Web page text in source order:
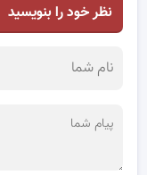
نظر خود را بنویسید